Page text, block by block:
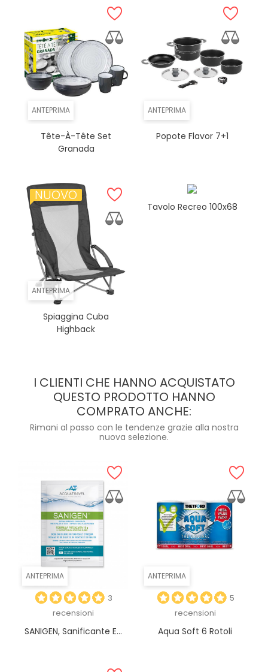
ANTEPRIMA
Tête-À-Tête Set
Granada
ANTEPRIMA
Popote Flavor 7+1
ANTEPRIMA
NUOVO
Spiaggina Cuba
Highback
Tavolo Recreo 100x68
I CLIENTI CHE HANNO ACQUISTATO
QUESTO PRODOTTO HANNO
COMPRATO ANCHE:
Rimani al passo con le tendenze grazie alla nostra
nuova selezione.
ANTEPRIMA
3
recensioni
SANIGEN, Sanificante E...
ANTEPRIMA
5
recensioni
Aqua Soft 6 Rotoli